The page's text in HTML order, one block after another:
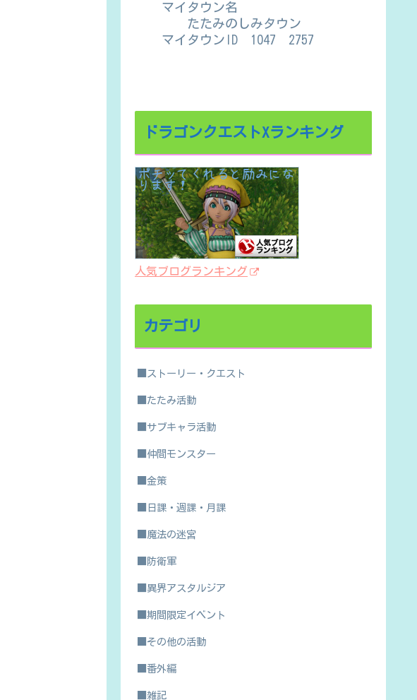
マイタウン名
たたみのしみタウン
マイタウンID 1047 2757
ドラゴンクエストXランキング
人気ブログランキング
カテゴリ
■ストーリー・クエスト
■たたみ活動
■サブキャラ活動
■仲間モンスター
■金策
■日課・週課・月課
■魔法の迷宮
■防衛軍
■異界アスタルジア
■期間限定イベント
■その他の活動
■番外編
■雑記